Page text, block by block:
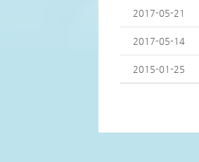
2017-05-21
2017-05-14
2015-01-25